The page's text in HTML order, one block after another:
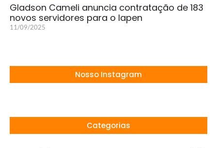
Gladson Cameli anuncia contratação de 183
novos servidores para o Iapen
11/09/2025
Nosso Instagram
Categorias